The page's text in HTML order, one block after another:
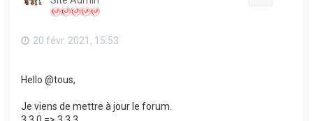
20 févr. 2021, 15:53
Hello @tous,
Je viens de mettre à jour le forum.